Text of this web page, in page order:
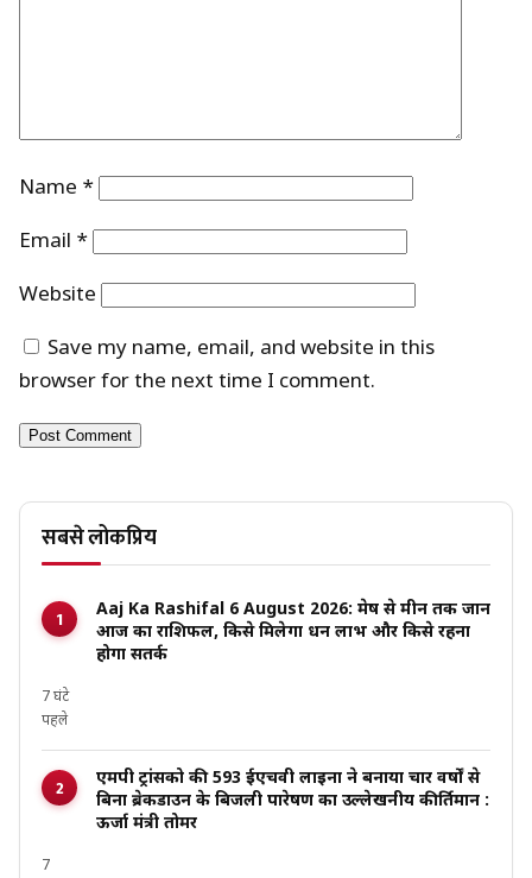
Name *
Email *
Website
Save my name, email, and website in this
browser for the next time I comment.
सबसे लोकप्रिय
Aaj Ka Rashifal 6 August 2026: मेष से मीन तक जानें
आज का राशिफल, किसे मिलेगा धन लाभ और किसे रहना
होगा सतर्क
7 घंटे
पहले
एमपी ट्रांसको की 593 ईएचवी लाइनों ने बनाया चार वर्षों से
बिना ब्रेकडाउन के बिजली पारेषण का उल्लेखनीय कीर्तिमान :
ऊर्जा मंत्री तोमर
7